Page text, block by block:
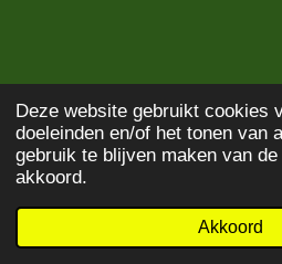
Deze website gebruikt cookies
doeleinden en/of het tonen van
gebruik te blijven maken van
akkoord.
Akkoord
© 2020 - 2026Boekbeschrijving
Powered byJouwWeb